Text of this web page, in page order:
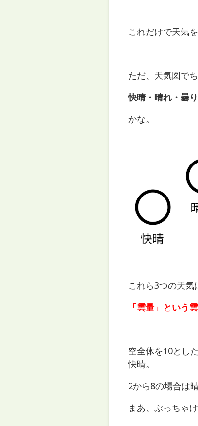
これだけで天気
ただ、天気図で
快晴・晴れ・曇
かな。
これら3つの天気
「雲量」という
空全体を10とし
快晴。
2から8の場合は
まあ、ぶっちゃ